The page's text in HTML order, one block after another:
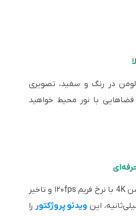
با روشنایی ۲۲۰۰ لومن در رنگ و سفید، تصویری
با نور محیط خواهید
پشتیبانی از رزولوشن 4K با نرخ فریم ۱۲۰fps و تاخیر
ویدئو پروژکتور را